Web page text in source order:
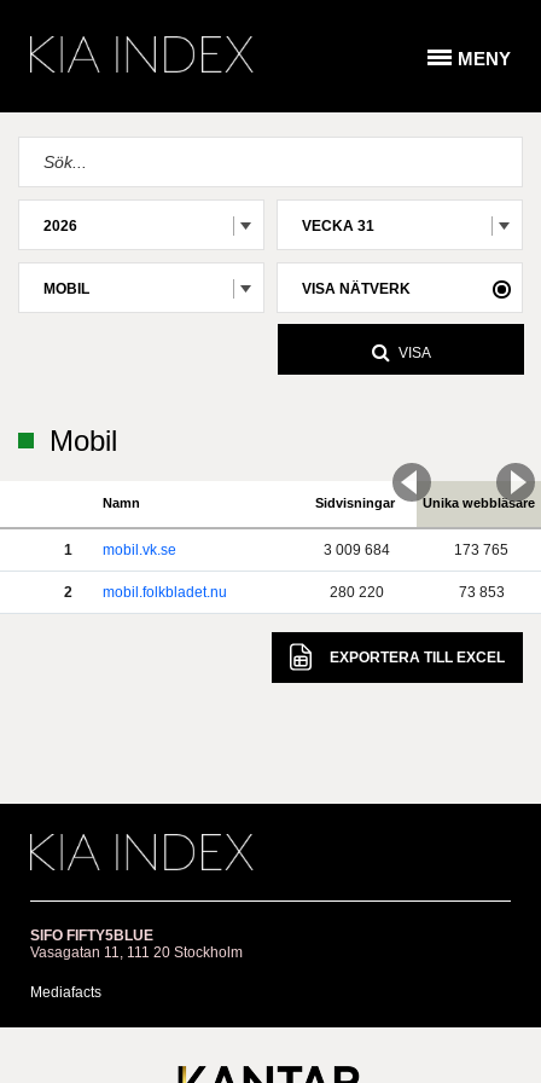
MENY
VISA
2026 VECKA 31
MOBIL VISA NÄTVERK
Mobil
Namn Sidvisningar Unika webbläsare
1 mobil.vk.se 3 009 684 173 765
2 mobil.folkbladet.nu 280 220 73 853
EXPORTERA TILL EXCEL
SIFO FIFTY5BLUE
Vasagatan 11, 111 20 Stockholm
Mediafacts